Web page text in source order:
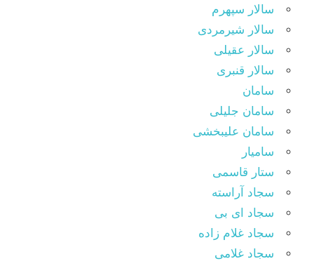
سالار سپهرم
سالار شیرمردی
سالار عقیلی
سالار قنبری
سامان
سامان جلیلی
سامان علیبخشی
سامیار
ستار قاسمی
سجاد آراسته
سجاد ای بی
سجاد غلام زاده
سجاد غلامی